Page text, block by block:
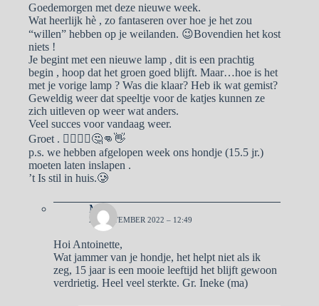
Goedemorgen met deze nieuwe week.
Wat heerlijk hè , zo fantaseren over hoe je het zou
“willen” hebben op je weilanden. 😉Bovendien het kost
niets !
Je begint met een nieuwe lamp , dit is een prachtig
begin , hoop dat het groen goed blijft. Maar…hoe is het
met je vorige lamp ? Was die klaar? Heb ik wat gemist?
Geweldig weer dat speeltje voor de katjes kunnen ze
zich uitleven op weer wat anders.
Veel succes voor vandaag weer.
Groet . 🙋‍♀️🙋‍♂️🤔👊👋
p.s. we hebben afgelopen week ons hondje (15.5 jr.)
moeten laten inslapen .
’t Is stil in huis.🥲
Ma
26 SEPTEMBER 2022 – 12:49
Hoi Antoinette,
Wat jammer van je hondje, het helpt niet als ik
zeg, 15 jaar is een mooie leeftijd het blijft gewoon
verdrietig. Heel veel sterkte. Gr. Ineke (ma)